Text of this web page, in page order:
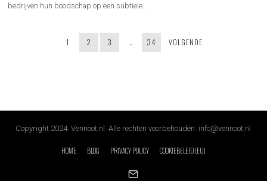
bedrijven hun boodschap op een subtiele…
1 2 3 … 34 VOLGENDE
Copyright 2024. Vennoot.nl. Alle rechten voorbehouden. info@vennoot.nl
HOME BLOG PRIVACY POLICY COOKIEBELEID (EU)